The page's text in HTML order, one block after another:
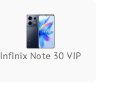
Infinix Note 30 VIP